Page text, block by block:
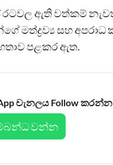
ඇති වත්කම්
මත්ද්‍රව්‍ය සහ
පළකර ඇත.
චැනලය Follow කරන්න
වන්න